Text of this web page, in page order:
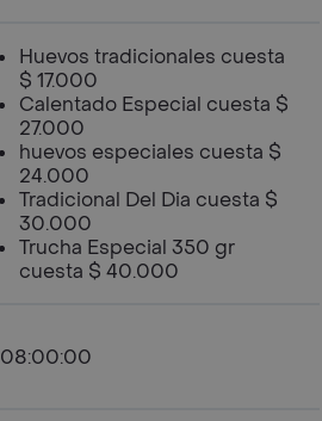
Huevos tradicionales cuesta
$ 17.000
Calentado Especial cuesta $
27.000
huevos especiales cuesta $
24.000
Tradicional Del Dia cuesta $
30.000
Trucha Especial 350 gr
cuesta $ 40.000
08:00:00